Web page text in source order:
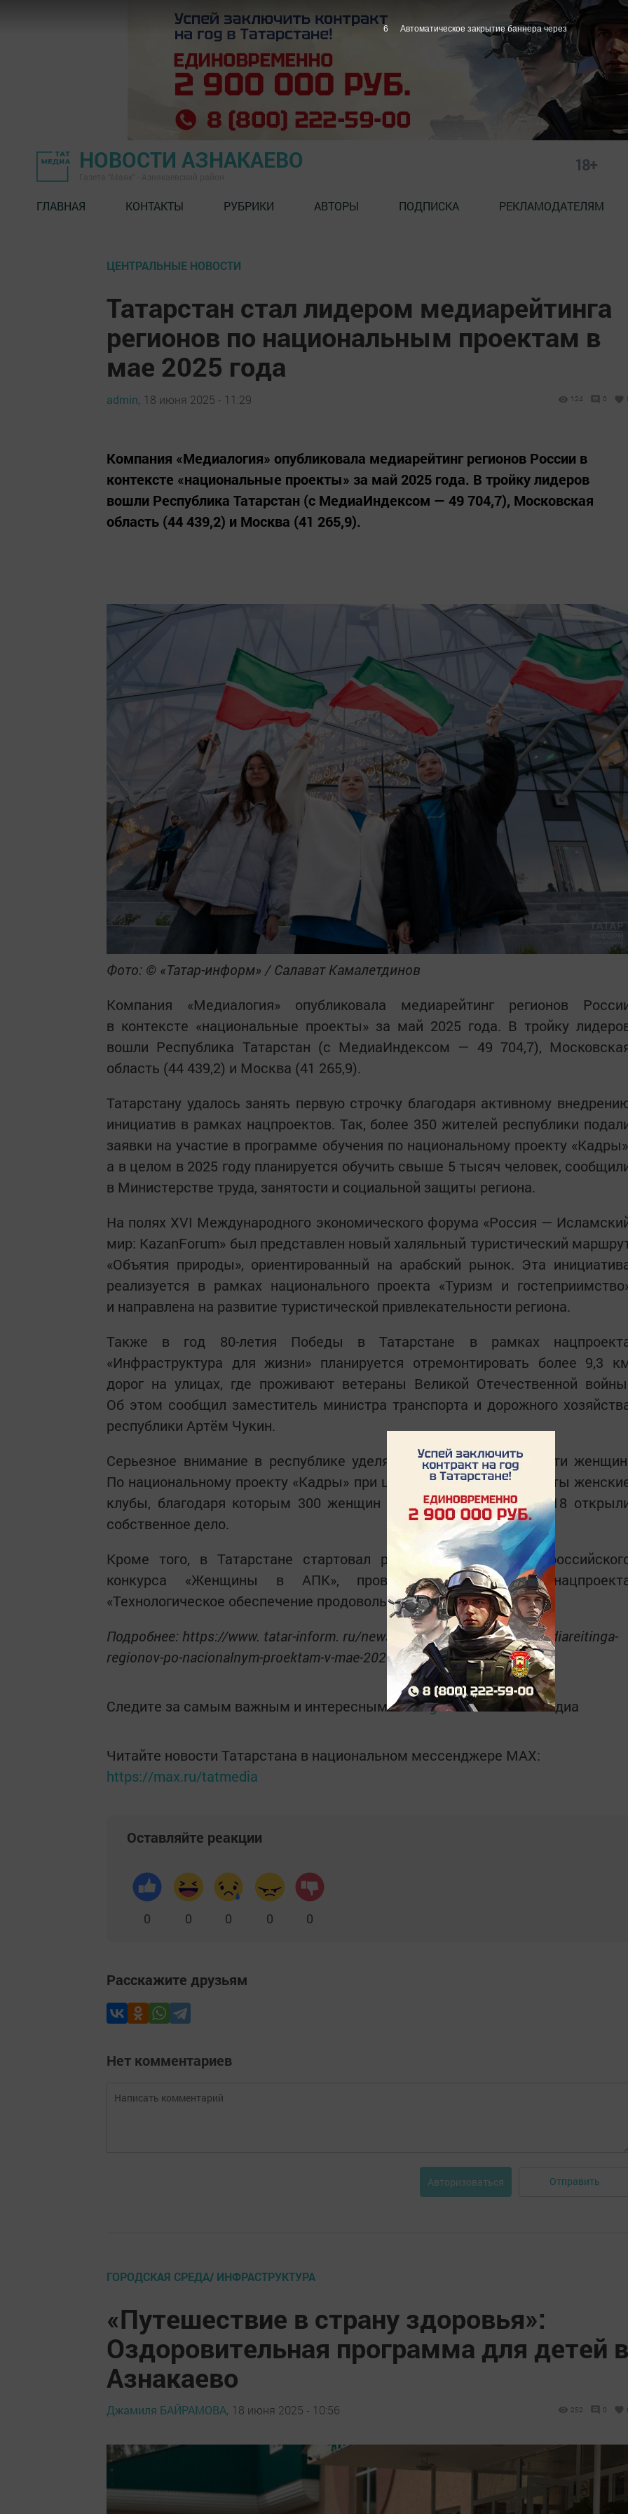
НОВОСТИ АЗНАКАЕВО 18+
ГЛАВНАЯ КОНТАКТЫ РУБРИКИ АВТОРЫ ПОДПИСКА РЕКЛАМОДАТЕЛЯМ
ЦЕНТРАЛЬНЫЕ НОВОСТИ
Татарстан стал лидером медиарейтинга
регионов по национальным проектам в
мае 2025 года
admin, 18 июня 2025 - 11:29 124 0
Компания «Медиалогия» опубликовала медиарейтинг регионов России в
контексте «национальные проекты» за май 2025 года. В тройку лидеров
вошли Республика Татарстан (с МедиаИндексом — 49 704,7), Московская
область (44 439,2) и Москва (41 265,9).
Фото: © «Татар-информ» / Салават Камалетдинов
Компания «Медиалогия» опубликовала медиарейтинг регионов
в контексте «национальные проекты» за май 2025 года. В тройку
вошли Республика Татарстан (с МедиаИндексом — 49 704,7),
область (44 439,2) и Москва (41 265,9).
Татарстану удалось занять первую строчку благодаря активному
инициатив в рамках нацпроектов. Так, более 350 жителей республики
заявки на участие в программе обучения по национальному проекту
а в целом в 2025 году планируется обучить свыше 5 тысяч человек,
в Министерстве труда, занятости и социальной защиты региона.
На полях XVI Международного экономического форума «Россия —
мир: KazanForum» был представлен новый халяльный туристический
«Объятия природы», ориентированный на арабский рынок. Эта
реализуется в рамках национального проекта «Туризм и
и направлена на развитие туристической привлекательности региона.
Также в год 80-летия Победы в Татарстане в рамках
«Инфраструктура для жизни» планируется отремонтировать более 9,3
дорог на улицах, где проживают ветераны Великой Отечественной
Об этом сообщил заместитель министра транспорта и дорожного
республики Артём Чукин.
Серьезное внимание в республике уделяют и вопросам занятости
По национальному проекту «Кадры» при центрах занятости открыты
клубы, благодаря которым 300 женщин уже трудоустроены, а 118
собственное дело.
Кроме того, в Татарстане стартовал региональный этап
конкурса «Женщины в АПК», проводимого в рамках
«Технологическое обеспечение продовольственной безопасности».
Подробнее: https://www. tatar-inform. ru/news/tatarstan-stal-liderom-mediareitinga-
regionov-po-nacionalnym-proektam-v-mae-2025-goda-5988423
Следите за самым важным и интересным вTelegram-каналеТатмедиа
Читайте новости Татарстана в национальном мессенджере MАХ:
https://max.ru/tatmedia
Оставляйте реакции
0 0 0 0 0
Расскажите друзьям
Нет комментариев
Авторизоваться Отправить
ГОРОДСКАЯ СРЕДА/ ИНФРАСТРУКТУРА
«Путешествие в страну здоровья»:
Оздоровительная программа для детей в
Азнакаево
Джамиля БАЙРАМОВА, 18 июня 2025 - 10:56 252 0
4 Автоматическое закрытие баннера через